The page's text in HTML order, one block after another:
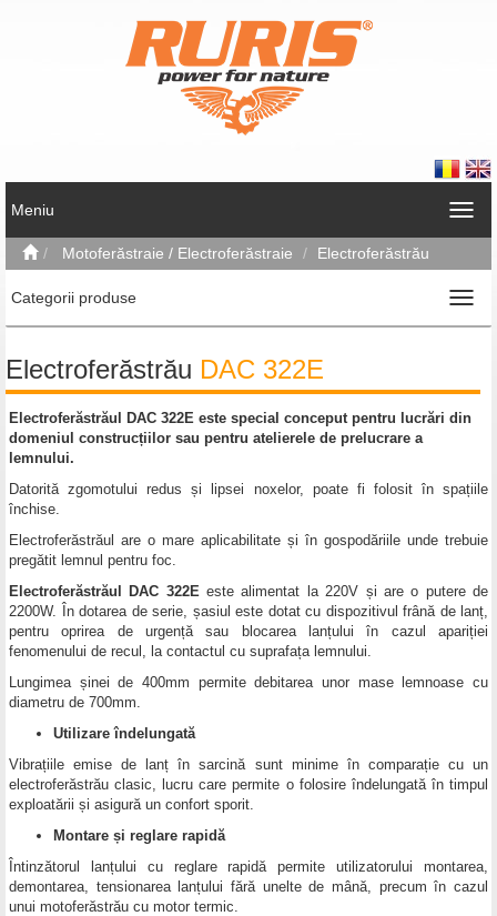
Meniu
Motoferăstraie / Electroferăstraie Electroferăstrău
Categorii produse
Electroferăstrău DAC 322E
Electroferăstrăul DAC 322E este special conceput pentru lucrări din
domeniul construcțiilor sau pentru atelierele de prelucrare a
lemnului.
Datorită zgomotului redus și lipsei noxelor, poate fi folosit în spațiile
închise.
Electroferăstrăul are o mare aplicabilitate și în gospodăriile unde trebuie
pregătit lemnul pentru foc.
Electroferăstrăul DAC 322Eeste alimentat la 220V și are o putere de
2200W. În dotarea de serie, șasiul este dotat cu dispozitivul frână de lanț,
pentru oprirea de urgență sau blocarea lanțului în cazul apariției
fenomenului de recul, la contactul cu suprafața lemnului.
Lungimea șinei de 400mm permite debitarea unor mase lemnoase cu
diametru de 700mm.
Utilizare îndelungată
Vibrațiile emise de lanț în sarcină sunt minime în comparație cu un
electroferăstrău clasic, lucru care permite o folosire îndelungată în timpul
exploatării și asigură un confort sporit.
Montare și reglare rapidă
Întinzătorul lanțului cu reglare rapidă permite utilizatorului montarea,
demontarea, tensionarea lanțului fără unelte de mână, precum în cazul
unui motoferăstrău cu motor termic.